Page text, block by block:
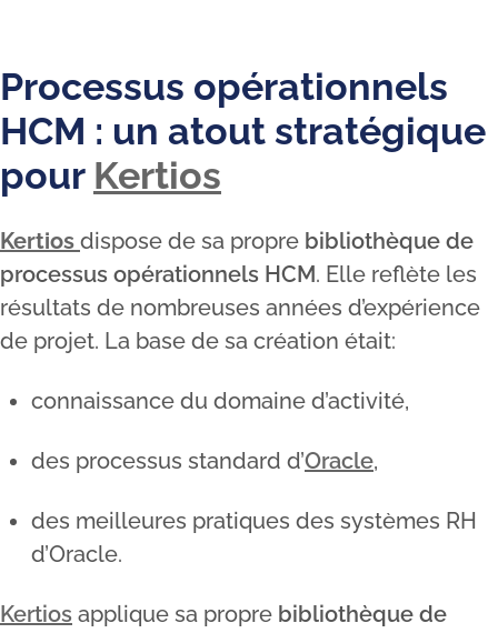
Processus opérationnels
HCM : un atout stratégique
pour Kertios
Kertios dispose de sa propre bibliothèque de
processus opérationnels HCM. Elle reflète les
résultats de nombreuses années d’expérience
de projet. La base de sa création était:
connaissance du domaine d’activité,
des processus standard d’Oracle,
des meilleures pratiques des systèmes RH
d’Oracle.
Kertios applique sa propre bibliothèque de